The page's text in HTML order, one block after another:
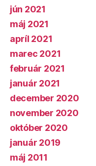
jún 2021
máj 2021
apríl 2021
marec 2021
február 2021
január 2021
december 2020
november 2020
október 2020
január 2019
máj 2011